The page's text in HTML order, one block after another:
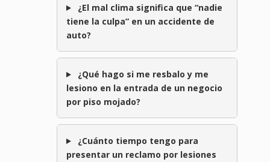
¿El mal clima significa que “nadie
tiene la culpa” en un accidente de
auto?
¿Qué hago si me resbalo y me
lesiono en la entrada de un negocio
por piso mojado?
¿Cuánto tiempo tengo para
presentar un reclamo por lesiones